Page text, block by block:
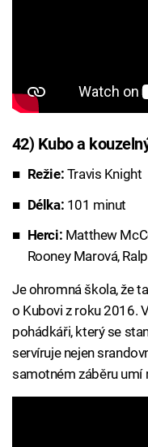
42) Kubo a
Režie: Travis Knight
Délka: 101 minut
Herci: Matthew
Rooney Marová,
Je ohromná škola, že
o Kubovi z roku 2016.
pohádkáři, který se
servíruje nejen
samotném záběru umí